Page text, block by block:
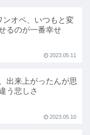
ンオペ、いつもと変
るのが一番幸せ
2023.05.11
出来上がったんが思
う悲しさ
2023.05.10